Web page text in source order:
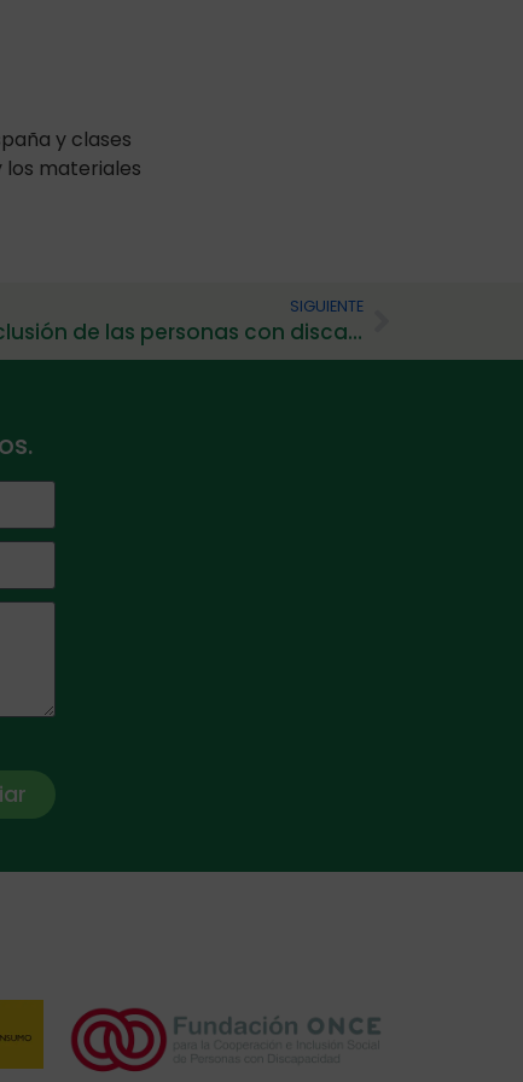
y clases
los materiales
SIGUIENTE
La situación de extrema exclusión de las personas con discapacidad intelectual en prisión es una realidad